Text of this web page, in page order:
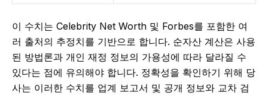
이 수치는 Celebrity Net Worth 및 Forbes를 포함한 여
러 출처의 추정치를 기반으로 합니다. 순자산 계산은 사용
된 방법론과 개인 재정 정보의 가용성에 따라 달라질 수
있다는 점에 유의해야 합니다. 정확성을 확인하기 위해 당
사는 이러한 수치를 업계 보고서 및 공개 정보와 교차 검